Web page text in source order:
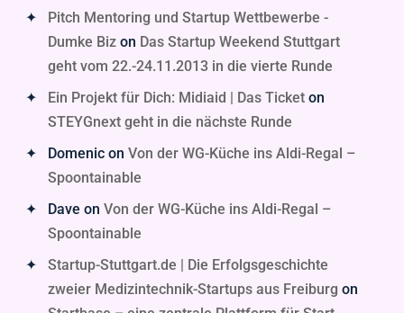
Pitch Mentoring und Startup Wettbewerbe -
Dumke Bizon Das Startup Weekend Stuttgart
geht vom 22.-24.11.2013 in die vierte Runde
Ein Projekt für Dich: Midiaid | Das Ticketon
STEYGnext geht in die nächste Runde
Domenicon Von der WG-Küche ins Aldi-Regal –
Spoontainable
Dave on Von der WG-Küche ins Aldi-Regal –
Spoontainable
Startup-Stuttgart.de | Die Erfolgsgeschichte
zweier Medizintechnik-Startups aus Freiburg on